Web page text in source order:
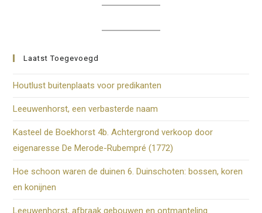
Laatst Toegevoegd
Houtlust buitenplaats voor predikanten
Leeuwenhorst, een verbasterde naam
Kasteel de Boekhorst 4b. Achtergrond verkoop door
eigenaresse De Merode-Rubempré (1772)
Hoe schoon waren de duinen 6. Duinschoten: bossen, koren
en konijnen
Leeuwenhorst, afbraak gebouwen en ontmanteling